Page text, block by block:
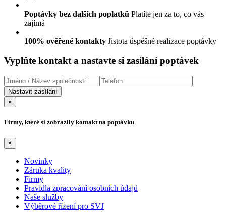
Poptávky bez dalších poplatků Platíte jen za to, co vás
zajímá
100% ověřené kontakty Jistota úspěšné realizace poptávky
Vyplňte kontakt a nastavte si zasílání poptávek
×
Firmy, které si zobrazily kontakt na poptávku
×
Novinky
Záruka kvality
Firmy
Pravidla zpracování osobních údajů
Naše služby
Výběrové řízení pro SVJ